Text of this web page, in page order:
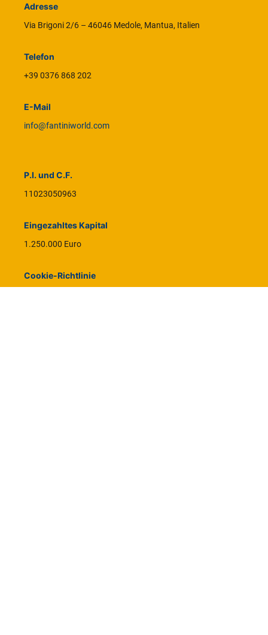
Adresse
Via Brigoni 2/6 – 46046 Medole, Mantua, Italien
Telefon
+39 0376 868 202
E-Mail
info@fantiniworld.com
P.I. und C.F.
11023050963
Eingezahltes Kapital
1.250.000 Euro
Cookie-Richtlinie